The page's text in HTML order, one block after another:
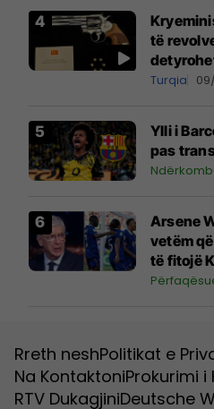
të
Turqia
Ylli i
pas
Arsene
vetëm
të fitojë
Rreth neshPolitikat e
Na KontaktoniProkurimi i
RTV DukagjiniDeutsche